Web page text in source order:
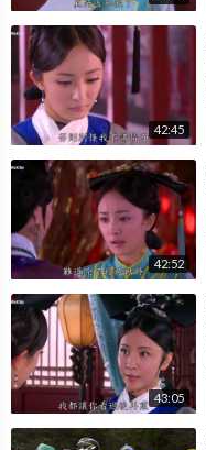
42:45
42:52
43:05